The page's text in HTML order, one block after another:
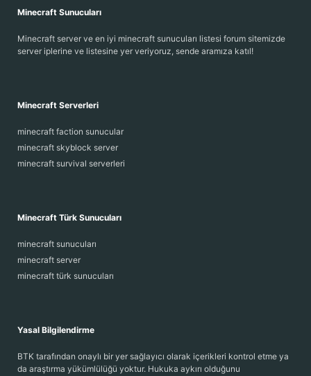
Minecraft Sunucuları
Minecraft server ve en iyi minecraft sunucuları listesi forum sitemizde
server iplerine ve listesine yer veriyoruz, sende aramıza katıl!
Minecraft Serverleri
minecraft faction sunucular
minecraft skyblock server
minecraft survival serverleri
Minecraft Türk Sunucuları
minecraft sunucuları
minecraft server
minecraft türk sunucuları
Yasal Bilgilendirme
BTK tarafından onaylı bir yer sağlayıcı olarak içerikleri kontrol etme ya
da araştırma yükümlülüğü yoktur. Hukuka aykırı olduğunu